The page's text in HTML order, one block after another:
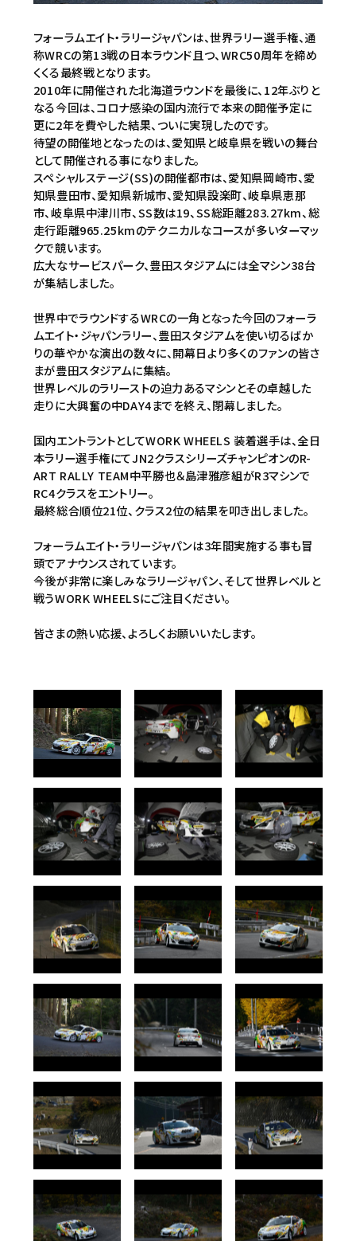
フォーラムエイト・ラリージャパンは、世界ラリー選手権、通
称WRCの第13戦の日本ラウンド且つ、WRC50周年を締め
くくる最終戦となります。
2010年に開催された北海道ラウンドを最後に、12年ぶりと
なる今回は、コロナ感染の国内流行で本来の開催予定に
更に2年を費やした結果、ついに実現したのです。
待望の開催地となったのは、愛知県と岐阜県を戦いの舞台
として開催される事になりました。
スペシャルステージ(SS)の開催都市は、愛知県岡崎市、愛
知県豊田市、愛知県新城市、愛知県設楽町、岐阜県恵那
市、岐阜県中津川市、SS数は19、SS総距離283.27km、総
走行距離965.25kmのテクニカルなコースが多いターマッ
クで競います。
広大なサービスパーク、豊田スタジアムには全マシン38台
が集結しました。
世界中でラウンドするWRCの一角となった今回のフォーラ
ムエイト・ジャパンラリー、豊田スタジアムを使い切るばか
りの華やかな演出の数々に、開幕日より多くのファンの皆さ
まが豊田スタジアムに集結。
世界レベルのラリーストの迫力あるマシンとその卓越した
走りに大興奮の中DAY4までを終え、閉幕しました。
国内エントラントとしてWORK WHEELS 装着選手は、全日
本ラリー選手権にてJN2クラスシリーズチャンピオンのR-
ART RALLY TEAM中平勝也＆島津雅彦組がR3マシンで
RC4クラスをエントリー。
最終総合順位21位、クラス2位の結果を叩き出しました。
フォーラムエイト・ラリージャパンは3年間実施する事も冒
頭でアナウンスされています。
今後が非常に楽しみなラリージャパン、そして世界レベルと
戦うWORK WHEELSにご注目ください。
皆さまの熱い応援、よろしくお願いいたします。